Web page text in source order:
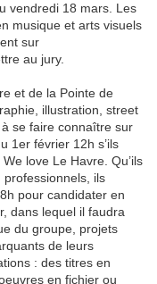
vendredi 18 mars. Les
musique et arts visuels
sur
au jury.
et de la Pointe de
illustration, street
se faire connaître sur
1er février 12h s’ils
love Le Havre. Qu’ils
ils
pour candidater en
dans lequel il faudra
du groupe, projets
de leurs
: des titres en
en fichier ou